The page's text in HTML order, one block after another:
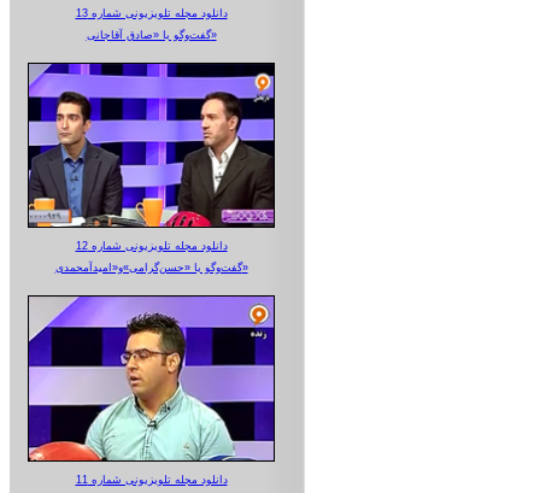
دانلود مجله تلویزیونی شماره 13
گفت‌وگو با «صادق آقاجانی»
دانلود مجله تلویزیونی شماره 12
گفت‌وگو با «حسن‌گرامی»و«امیدآمحمدی»
دانلود مجله تلویزیونی شماره 11